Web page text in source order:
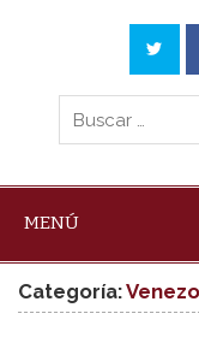
MENÚ
Categoría: